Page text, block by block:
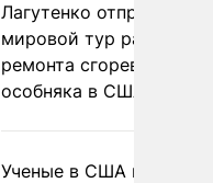
Лагутенко отправился в
мировой тур ради
ремонта сгоревшего
особняка в США
Ученые в США назвали